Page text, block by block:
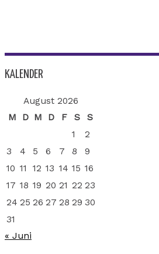
KALENDER
August 2026
M
D M D F S
S
1
2
3
4 5 6 7 8
9
10 11 12 13 14 15 16
17 18 19 20 21 22 23
24 25 26 27 28 29 30
31
« Juni